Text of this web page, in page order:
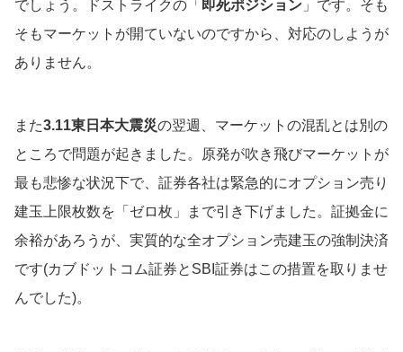
でしょう。ドストライクの「 即死ポジション 」です。そも
そもマーケットが開ていないのですから、対応のしようが
ありません。
また3.11東日本大震災の翌週、マーケットの混乱とは別の
ところで問題が起きました。原発が吹き飛びマーケットが
最も悲惨な状況下で、証券各社は緊急的にオプション売り
建玉上限枚数を「ゼロ枚」まで引き下げました。証拠金に
余裕があろうが、実質的な全オプション売建玉の強制決済
です(カブドットコム証券とSBI証券はこの措置を取りませ
んでした)。